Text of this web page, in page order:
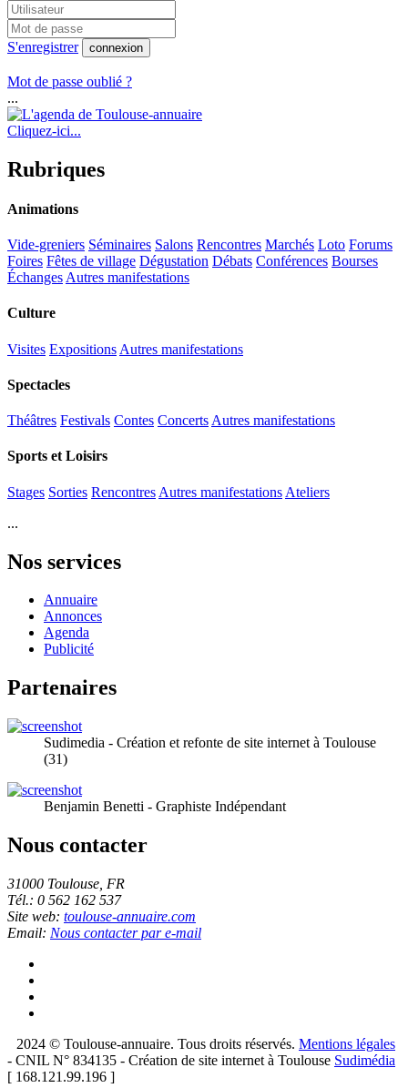
S'enregistrer connexion
Mot de passe oublié ?
...
Cliquez-ici...
Rubriques
Animations
Vide-greniers Séminaires Salons Rencontres Marchés Loto Forums
Foires Fêtes de village Dégustation Débats Conférences Bourses
Échanges Autres manifestations
Culture
Visites Expositions Autres manifestations
Spectacles
Théâtres Festivals Contes Concerts Autres manifestations
Sports et Loisirs
Stages Sorties Rencontres Autres manifestations Ateliers
...
Nos services
Annuaire
Annonces
Agenda
Publicité
Partenaires
Sudimedia - Création et refonte de site internet à Toulouse
(31)
Benjamin Benetti - Graphiste Indépendant
Nous contacter
31000 Toulouse, FR
Tél.: 0 562 162 537
Site web: toulouse-annuaire.com
Email: Nous contacter par e-mail
2024 © Toulouse-annuaire. Tous droits réservés. Mentions légales
- CNIL N° 834135 - Création de site internet à Toulouse Sudimédia
[ 168.121.99.196 ]